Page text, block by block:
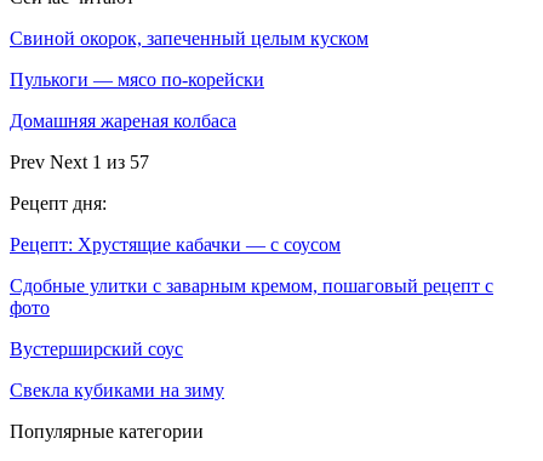
Свиной окорок, запеченный целым куском
Пулькоги — мясо по-корейски
Домашняя жареная колбаса
Prev Next 1 из 57
Рецепт дня:
Рецепт: Хрустящие кабачки — с соусом
Сдобные улитки с заварным кремом, пошаговый рецепт с
фото
Вустерширский соус
Свекла кубиками на зиму
Популярные категории